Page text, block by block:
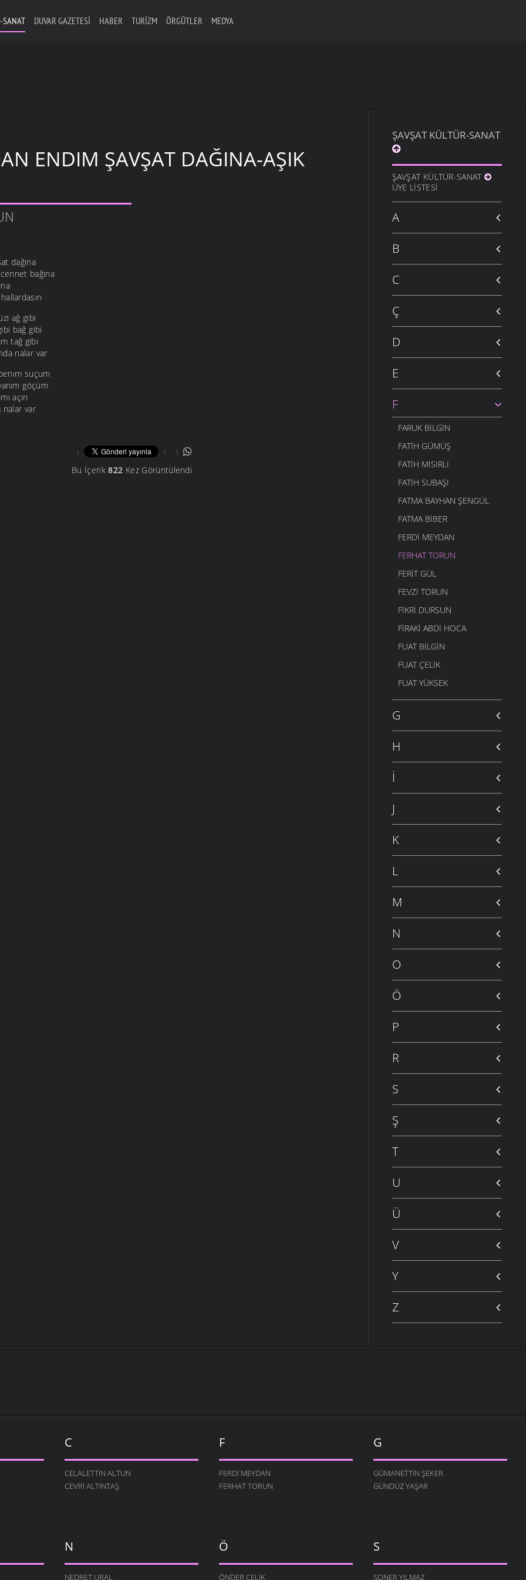
SANAT DUVAR GAZETESI HABER TURIZM ÖRGÜTLER MEDYA
ENDIM ŞAVŞAT DAĞINA-AŞIK
dağına
bağına
ağ gibi
bağ gibi
tağ gibi
nalar var
suçum
göçüm
açın
nalar var
Bu İçerik822 Kez Görüntülendi
ŞAVŞAT KÜLTÜR-SANAT
ŞAVŞAT KÜLTÜR-SANAT
ÜYE LISTESI
A
B
C
Ç
D
E
F
FARUK BILGIN
FATIH GÜMÜŞ
FATIH MISIRLI
FATIH SUBAŞI
FATMA BAYHAN ŞENGÜL
FATMA BIBER
FERDI MEYDAN
FERHAT TORUN
FERIT GÜL
FEVZI TORUN
FIKRI DURSUN
FIRAKI ABDI HOCA
FUAT BILGIN
FUAT ÇELIK
FUAT YÜKSEK
G
H
İ
J
K
L
M
N
O
Ö
P
R
S
Ş
T
U
Ü
V
Y
Z
C
CELALETTIN ALTUN
CEVRI ALTINTAŞ
F
FERDI MEYDAN
FERHAT TORUN
G
GÜMANETTIN ŞEKER
GÜNDÜZ YAŞAR
N
NEDRET URAL
Ö
ÖNDER ÇELIK
S
SONER YILMAZ